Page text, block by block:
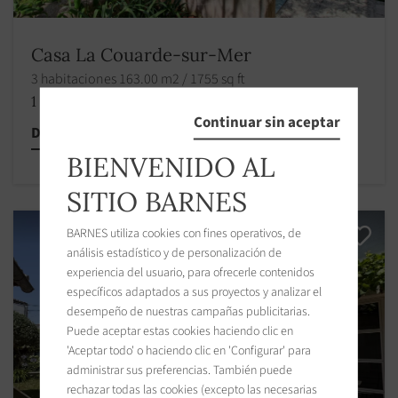
Casa La Couarde-sur-Mer
3 habitaciones 163.00 m2 / 1755 sq ft
1 383 000 €
Descubrir esta propiedad
Continuar sin aceptar
BIENVENIDO AL
SITIO BARNES
BARNES utiliza cookies con fines operativos, de
análisis estadístico y de personalización de
experiencia del usuario, para ofrecerle contenidos
específicos adaptados a sus proyectos y analizar el
desempeño de nuestras campañas publicitarias.
Puede aceptar estas cookies haciendo clic en
'Aceptar todo' o haciendo clic en 'Configurar' para
administrar sus preferencias. También puede
rechazar todas las cookies (excepto las necesarias